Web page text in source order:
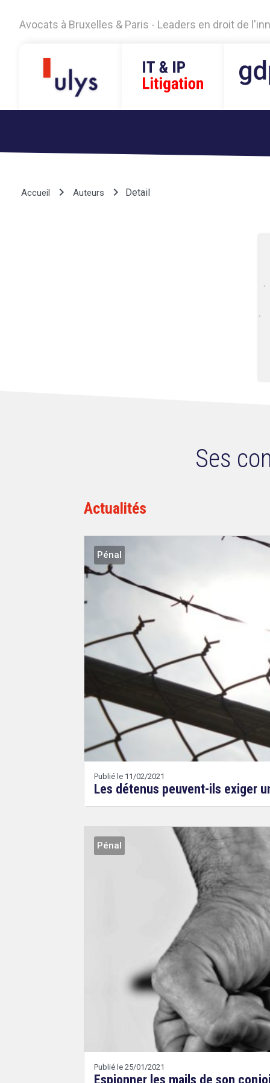
Avocats à Bruxelles & Paris - Leaders en droit de
Accueil keyboard_arrow_right Auteurs keyboard_arrow_right Detail
Ses
Actualités
Pénal
Publié le 11/02/2021
Les détenus peuvent-ils exiger
Pénal
Publié le 25/01/2021
Espionner les mails de son